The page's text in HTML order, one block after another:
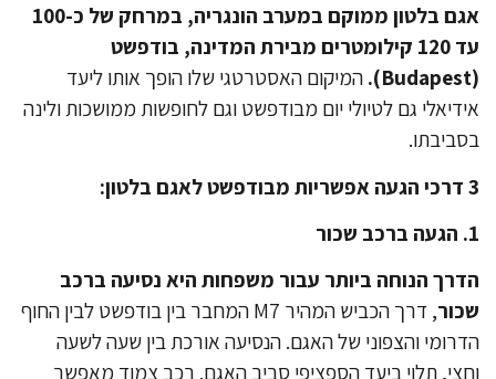
אגם בלטון ממוקם במערב הונגריה, במרחק של כ-100
עד 120 קילומטרים מבירת המדינה, בודפשט
המיקום האסטרטגי שלו הופך אותו ליעד
גם לטיולי יום מבודפשט וגם לחופשות ממושכות ולינה
הנוחה ביותר עבור משפחות היא נסיעה ברכב
, דרך הכביש המהיר M7 המחבר בין בודפשט לבין החוף
והצפוני של האגם. הנסיעה אורכת בין שעה לשעה
תלוי ביעד הספציפי סביב האגם. רכב צמוד מאפשר